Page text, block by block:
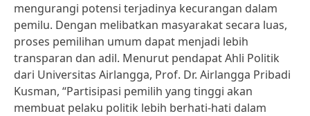
mengurangi potensi terjadinya kecurangan dalam
pemilu. Dengan melibatkan masyarakat secara luas,
proses pemilihan umum dapat menjadi lebih
transparan dan adil. Menurut pendapat Ahli Politik
dari Universitas Airlangga, Prof. Dr. Airlangga Pribadi
Kusman, “Partisipasi pemilih yang tinggi akan
membuat pelaku politik lebih berhati-hati dalam